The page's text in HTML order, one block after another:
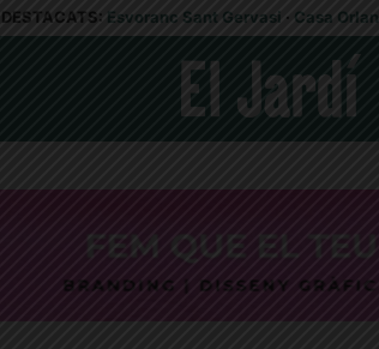
DESTACATS: Esvoranc Sant Gervasi · Casa